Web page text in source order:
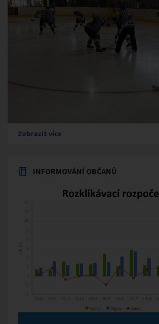
Zobrazit více
INFORMOVÁNÍ OBČANŮ